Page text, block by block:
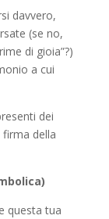
davvero,
(se no,
di gioia”?)
a cui
dei
della
questa tua